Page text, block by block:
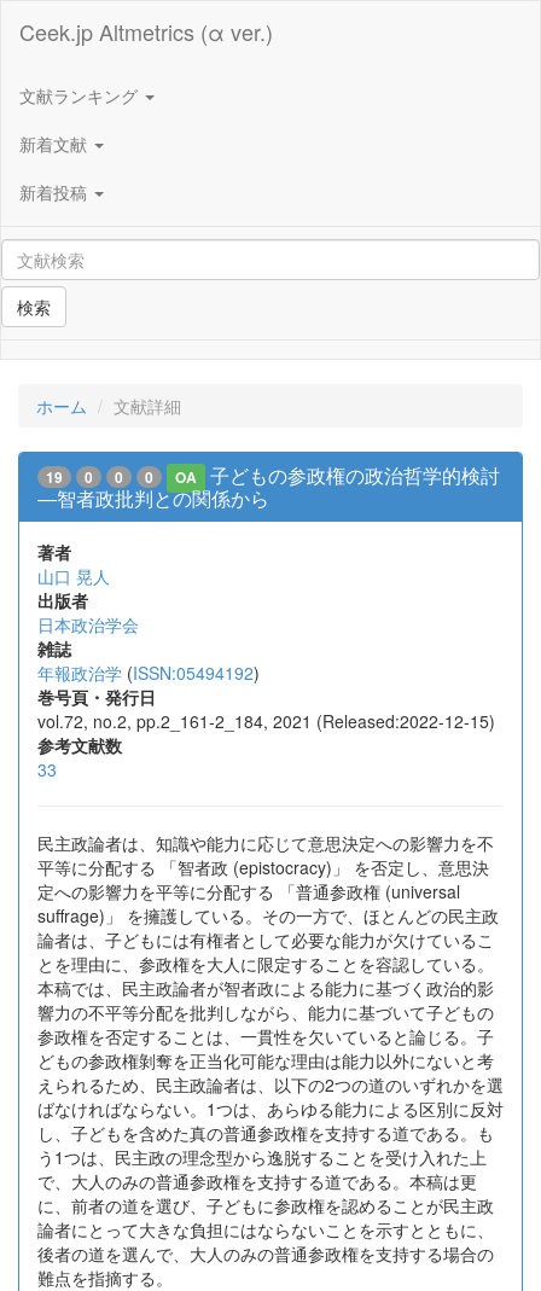
Ceek.jp Altmetrics (α ver.)
文献ランキング
新着文献
新着投稿
検索
ホーム 文献詳細
19 0 0 0 OA
子どもの参政権の政治哲学的検討
―智者政批判との関係から
著者
山口 晃人
出版者
日本政治学会
雑誌
年報政治学 (ISSN:05494192)
巻号頁・発行日
vol.72, no.2, pp.2_161-2_184, 2021 (Released:2022-12-15)
参考文献数
33
民主政論者は、知識や能力に応じて意思決定への影響力を不
平等に分配する 「智者政 (epistocracy)」 を否定し、意思決
定への影響力を平等に分配する 「普通参政権 (universal
suffrage)」 を擁護している。その一方で、ほとんどの民主政
論者は、子どもには有権者として必要な能力が欠けているこ
とを理由に、参政権を大人に限定することを容認している。
本稿では、民主政論者が智者政による能力に基づく政治的影
響力の不平等分配を批判しながら、能力に基づいて子どもの
参政権を否定することは、一貫性を欠いていると論じる。子
どもの参政権剝奪を正当化可能な理由は能力以外にないと考
えられるため、民主政論者は、以下の2つの道のいずれかを選
ばなければならない。1つは、あらゆる能力による区別に反対
し、子どもを含めた真の普通参政権を支持する道である。も
う1つは、民主政の理念型から逸脱することを受け入れた上
で、大人のみの普通参政権を支持する道である。本稿は更
に、前者の道を選び、子どもに参政権を認めることが民主政
論者にとって大きな負担にはならないことを示すとともに、
後者の道を選んで、大人のみの普通参政権を支持する場合の
難点を指摘する。